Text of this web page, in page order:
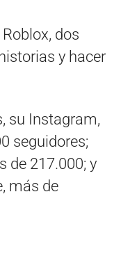
dos
y hacer
su Instagram,
seguidores;
de 217.000; y
más de